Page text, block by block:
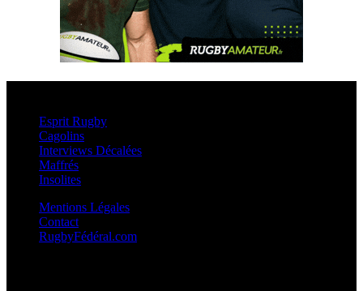
Esprit Rugby
Cagolins
Interviews Décalées
Maffrés
Insolites
Mentions Légales
Contact
RugbyFédéral.com